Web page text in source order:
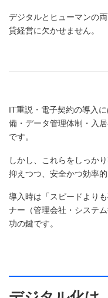
デジタルとヒューマンの
貸経営に欠かせません。
IT重説・電子契約の導入
備・データ管理体制・入
です。
しかし、これらをしっか
抑えつつ、安全かつ効率
導入時は「スピードより
ナー（管理会社・システ
功の鍵です。